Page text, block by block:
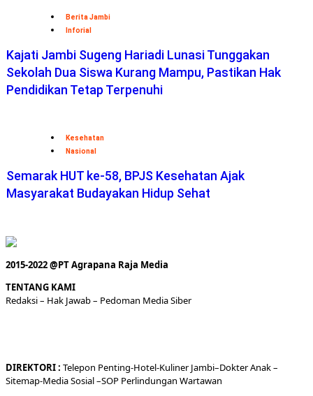
Berita Jambi
Inforial
Kajati Jambi Sugeng Hariadi Lunasi Tunggakan
Sekolah Dua Siswa Kurang Mampu, Pastikan Hak
Pendidikan Tetap Terpenuhi
Kesehatan
Nasional
Semarak HUT ke-58, BPJS Kesehatan Ajak
Masyarakat Budayakan Hidup Sehat
2015-2022 @PT Agrapana Raja Media
TENTANG KAMI
Redaksi– Hak Jawab – Pedoman Media Siber
DIREKTORI: Telepon Penting-Hotel-KulinerJambi–DokterAnak –
Sitemap-Media Sosial –SOP Perlindungan Wartawan